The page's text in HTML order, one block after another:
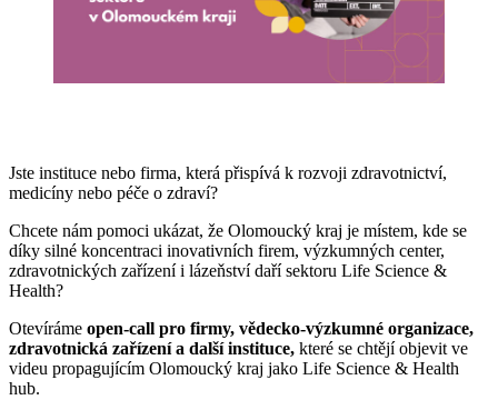
Jste instituce nebo firma, která přispívá k rozvoji zdravotnictví,
medicíny nebo péče o zdraví?
Chcete nám pomoci ukázat, že Olomoucký kraj je místem, kde se
díky silné koncentraci inovativních firem, výzkumných center,
zdravotnických zařízení i lázeňství daří sektoru Life Science &
Health?
Otevíráme open-call pro firmy, vědecko-výzkumné organizace,
zdravotnická zařízení a další instituce, které se chtějí objevit ve
videu propagujícím Olomoucký kraj jako Life Science & Health
hub.